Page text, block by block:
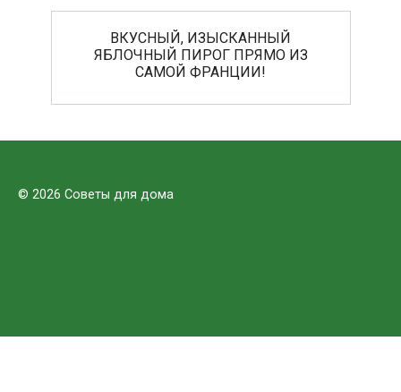
ВКУСНЫЙ, ИЗЫСКАННЫЙ
ЯБЛОЧНЫЙ ПИРОГ ПРЯМО ИЗ
САМОЙ ФРАНЦИИ!
© 2026 Советы для дома